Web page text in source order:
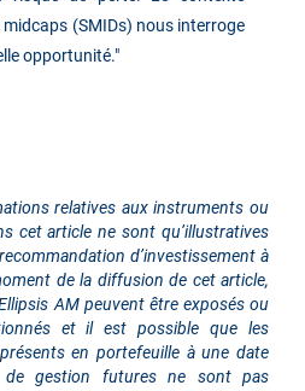
(SMIDs) nous interroge
opportunité."
relatives aux instruments ou
cet article ne sont qu’illustratives
d’investissement à
de la diffusion de cet article,
AM peuvent être exposés ou
et il est possible que les
en portefeuille à une date
de gestion futures ne sont pas